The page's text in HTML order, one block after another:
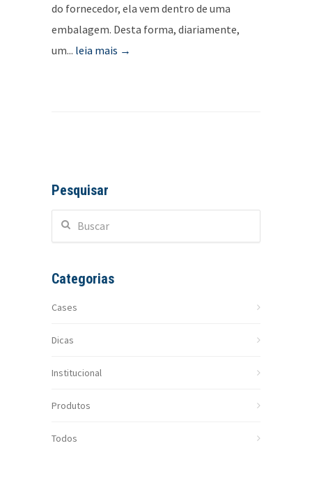
do fornecedor, ela vem dentro de uma
embalagem. Desta forma, diariamente,
um... leia mais →
Pesquisar
Categorias
Cases
Dicas
Institucional
Produtos
Todos